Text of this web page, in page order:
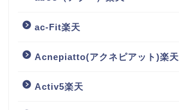
ac-Fit楽天
Acnepiatto(アクネピアット)楽天
Activ5楽天